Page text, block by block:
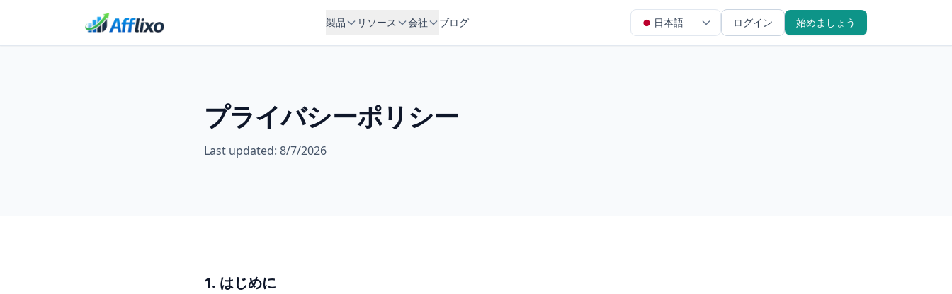
製品 リソース 会社 ブログ 日本語 ログイン 始めましょう
プライバシーポリシー
Last updated: 8/7/2026
1. はじめに